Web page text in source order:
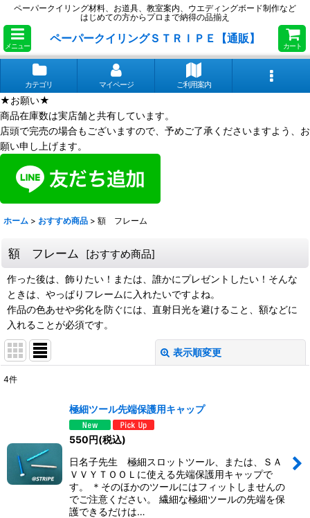
ペーパークイリング材料、お道具、教室案内、ウエディングボード制作など
はじめての方からプロまで納得の品揃え
メニュー
ペーパークイリングＳＴＲＩＰＥ【通販】
カート
カテゴリ マイページ ご利用案内
★お願い★
商品在庫数は実店舗と共有しています。
店頭で完売の場合もございますので、予めご了承くださいますよう、お
願い申し上げます。
ホーム > おすすめ商品 > 額 フレーム
額 フレーム [おすすめ商品]
作った後は、飾りたい！または、誰かにプレゼントしたい！そんな
ときは、やっぱりフレームに入れたいですよね。
作品の色あせや劣化を防ぐには、直射日光を避けること、額などに
入れることが必須です。
表示順変更
絞り込む
4件
極細ツール先端保護用キャップ
550円(税込)
日名子先生 極細スロットツール、または、ＳＡ
ＶＶＹＴＯＯＬに使える先端保護用キャップで
す。 ＊そのほかのツールにはフィットしませんの
でご注意ください。 繊細な極細ツールの先端を保
護できるだけは…